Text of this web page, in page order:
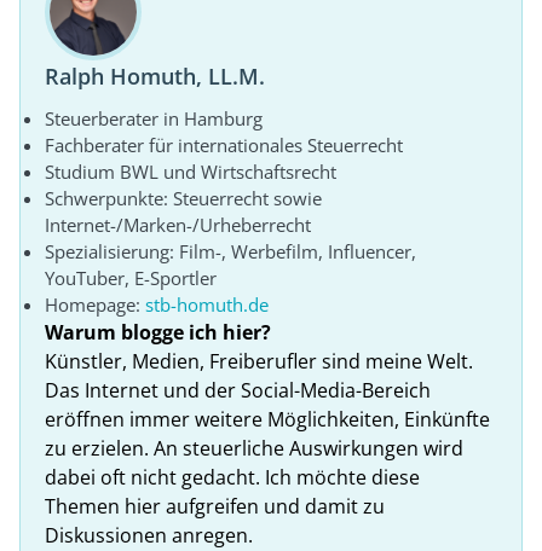
Ralph Homuth, LL.M.
Steuerberater in Hamburg
Fachberater für internationales Steuerrecht
Studium BWL und Wirtschaftsrecht
Schwerpunkte: Steuerrecht sowie
Internet-/Marken-/Urheberrecht
Spezialisierung: Film-, Werbefilm, Influencer,
YouTuber, E-Sportler
Homepage: stb-homuth.de
Warum blogge ich hier?
Künstler, Medien, Freiberufler sind meine Welt.
Das Internet und der Social-Media-Bereich
eröffnen immer weitere Möglichkeiten, Einkünfte
zu erzielen. An steuerliche Auswirkungen wird
dabei oft nicht gedacht. Ich möchte diese
Themen hier aufgreifen und damit zu
Diskussionen anregen.